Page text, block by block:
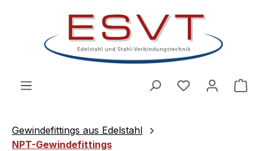
Zum Hauptinhalt springen
Gewindefittings aus Edelstahl
NPT-Gewindefittings